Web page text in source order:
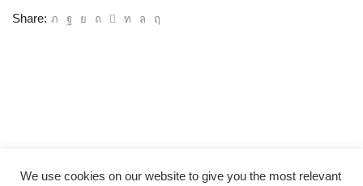
Share:
We use cookies on our website to give you the most relevant